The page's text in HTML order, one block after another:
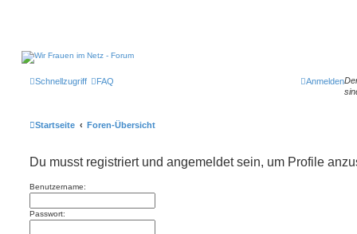
Schnellzugriff FAQ Anmelden
Startseite Foren-Übersicht
Du musst registriert und angemeldet sein, um Profile
Benutzername:
Passwort: